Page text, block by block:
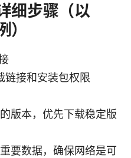
细步骤（以
链接和安装包权限
版本，优先下载稳定版
要数据，确保网络是可